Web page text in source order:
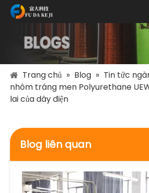
Trang chủ » Blog » Tin tức
nhôm tráng men Polyurethane
lai của dây điện
Blog liên quan